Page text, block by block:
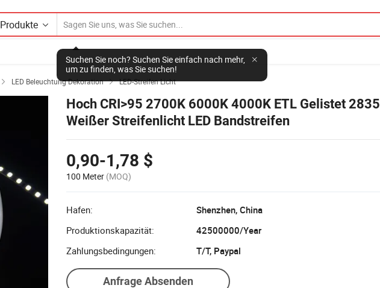
Produkte
Suchen Sie noch? Suchen Sie einfach nach mehr,
um zu finden, was Sie suchen!
 LED Beleuchtung Dekoration  LED-Streifen Licht
Hoch CRI>95 2700K 6000K 4000K ETL Gelistet 2835
Weißer Streifenlicht LED Bandstreifen
0,90-1,78 $
100 Meter (MOQ)
Hafen:
Shenzhen, China
Produktionskapazität:
42500000/Year
Zahlungsbedingungen:
T/T, Paypal
Anfrage Absenden